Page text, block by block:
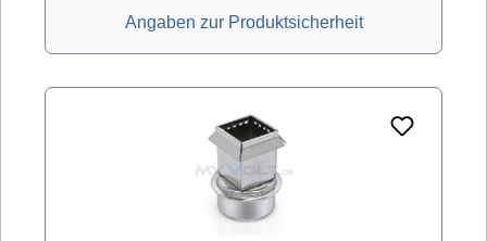
Angaben zur Produktsicherheit